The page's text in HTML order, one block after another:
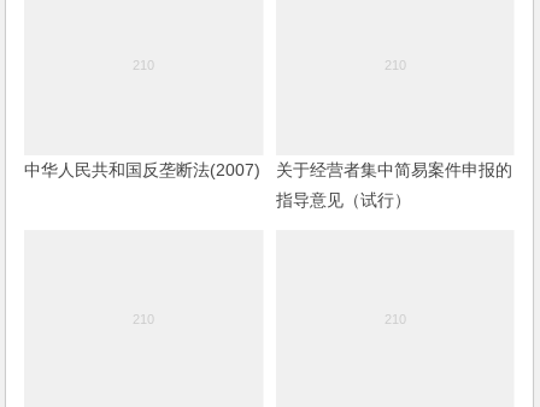
中华人民共和国反垄断法(2007)
关于经营者集中简易案件申报的
指导意见（试行）